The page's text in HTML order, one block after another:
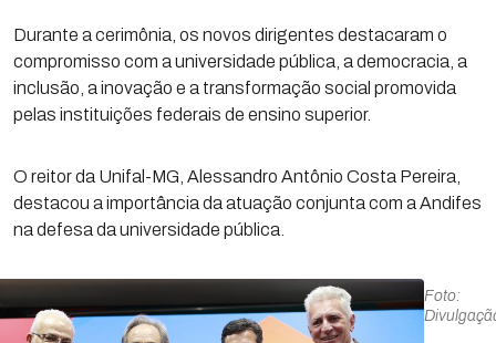
Durante a cerimônia, os novos dirigentes destacaram o
compromisso com a universidade pública, a democracia, a
inclusão, a inovação e a transformação social promovida
pelas instituições federais de ensino superior.
O reitor da Unifal-MG, Alessandro Antônio Costa Pereira,
destacou a importância da atuação conjunta com a Andifes
na defesa da universidade pública.
Foto: